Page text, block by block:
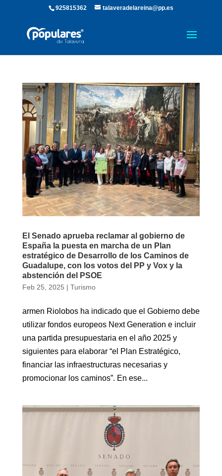
925815362 talaveradelareina@pp.es
El Senado aprueba reclamar al gobierno de
España la puesta en marcha de un Plan
estratégico de Desarrollo de los Caminos de
Guadalupe, con los votos del PP y Vox y la
abstención del PSOE
Feb 25, 2025 | Turismo
armen Riolobos ha indicado que el Gobierno debe
utilizar fondos europeos Next Generation e incluir
una partida presupuestaria en el año 2025 y
siguientes para elaborar “el Plan Estratégico,
financiar las infraestructuras necesarias y
promocionar los caminos”. En ese...